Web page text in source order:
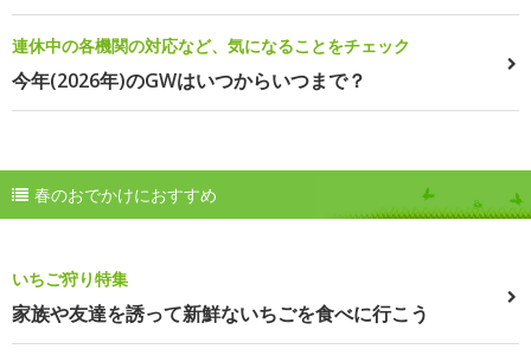
連休中の各機関の対応など、気になることをチェック
今年(2026年)のGWはいつからいつまで？
春のおでかけにおすすめ
いちご狩り特集
家族や友達を誘って新鮮ないちごを食べに行こう